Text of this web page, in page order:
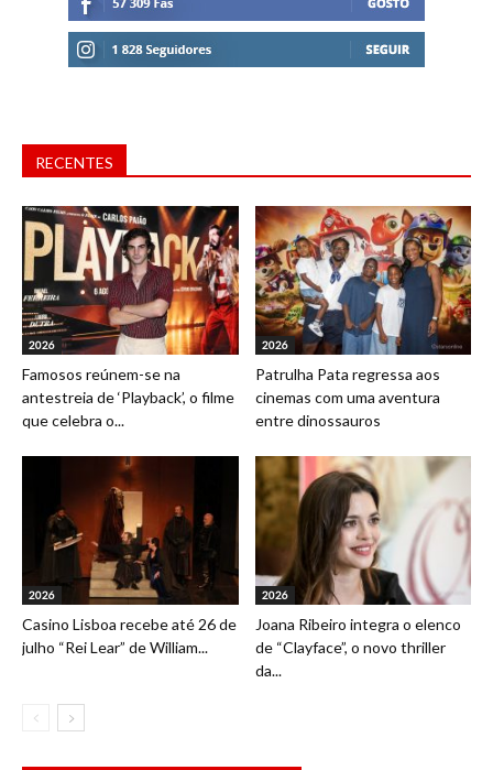
RECENTES
2026
Famosos reúnem-se na
antestreia de ‘Playback’, o filme
que celebra o...
2026
Patrulha Pata regressa aos
cinemas com uma aventura
entre dinossauros
2026
Casino Lisboa recebe até 26 de
julho “Rei Lear” de William...
2026
Joana Ribeiro integra o elenco
de “Clayface”, o novo thriller
da...